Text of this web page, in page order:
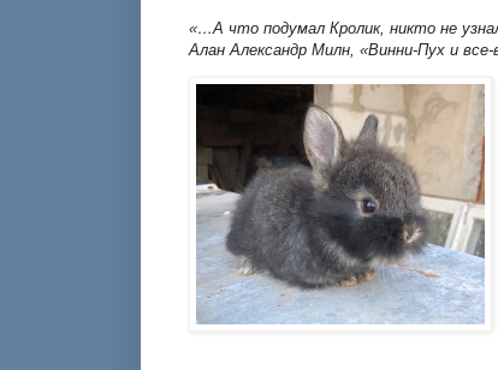
«…А что подумал Кролик, никто не
Алан Александр Милн, «Винни-Пух и все-